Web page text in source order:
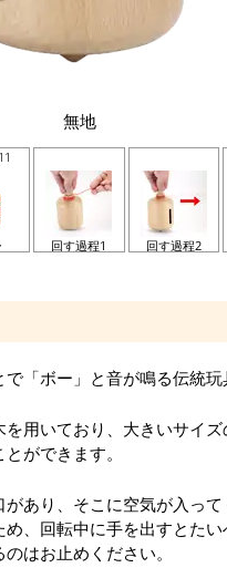
無地
回す過程1 回す過程2
「ボー」と音が鳴る伝統玩
用いており、大きいサイ
ができます。
があり、そこに空気が入っ
、回転中に手を出すとた
はお止めください。